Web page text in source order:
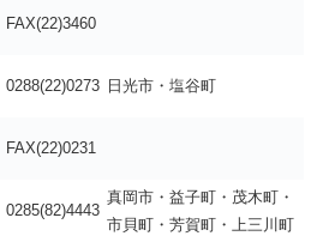
FAX(22)3460
0288(22)0273 日光市・塩谷町
FAX(22)0231
0285(82)4443
真岡市・益子町・茂木町・
市貝町・芳賀町・上三川町